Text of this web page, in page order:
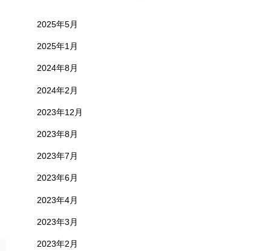
2025年5月
2025年1月
2024年8月
2024年2月
2023年12月
2023年8月
2023年7月
2023年6月
2023年4月
2023年3月
2023年2月